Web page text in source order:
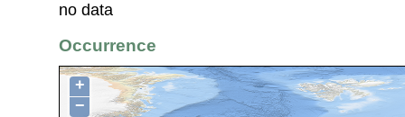
no data
Occurrence
+
−